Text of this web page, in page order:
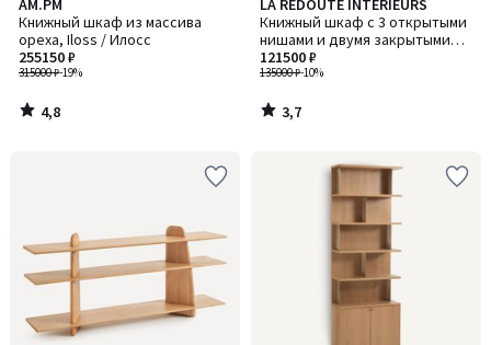
AM.PM
Книжный шкаф из массива
ореха, Iloss / Илосс
315000 ₽-19%
255150 ₽
/ 5
4,8
/
LA REDOUTE INTERIEURS
Книжный шкаф с 3 открытыми
нишами и двумя закрытыми
нишами с 3 дверцами, Norrem
/ Норрем
135000 ₽-10%
121500 ₽
/ 5
3,7
/